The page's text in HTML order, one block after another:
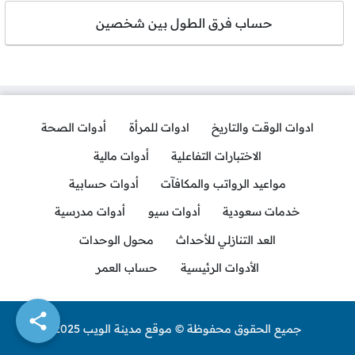
حساب فرق الطول بين شخصين
ادوات الوقت والتاريخ ادوات للمرأة
أدوات الصحة
الاختبارات التفاعلية
أدوات مالية
مواعيد الرواتب والمكافآت
أدوات حسابية
خدمات سعودية
أدوات سيو
أدوات مدرسية
العد التنازلي للأحداث
محول الوحدات
الأدوات الرئيسية
حساب العمر
جميع الحقوق محفوظة © موقع مدينة الويب 2025